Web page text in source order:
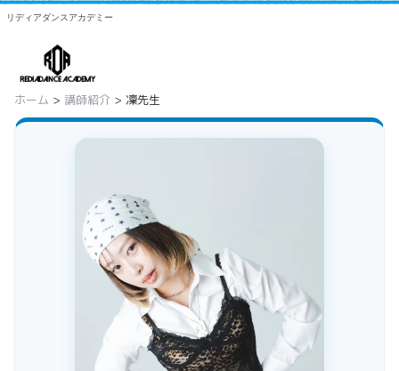
リディアダンスアカデミー
ホーム > 講師紹介 > 凜先生